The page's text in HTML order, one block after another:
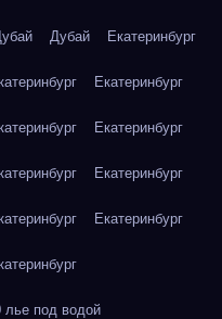
Дубай Екатеринбург
Екатеринбург
Екатеринбург
Екатеринбург
Екатеринбург
под водой